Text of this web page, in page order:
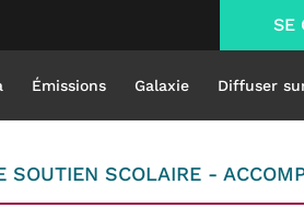
SE
Émissions Galaxie Diffuser
SCOLAIRE -